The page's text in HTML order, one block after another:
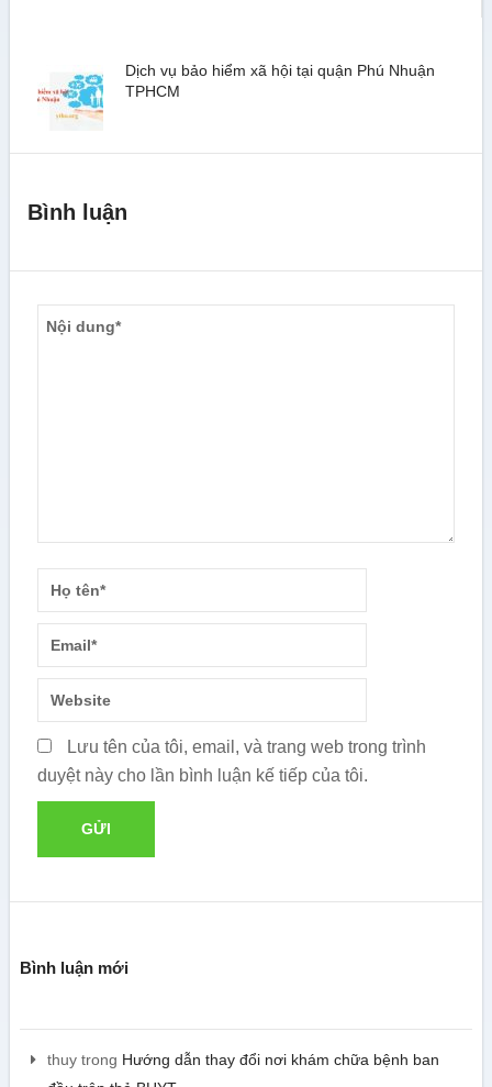
Dịch vụ bảo hiểm xã hội tại quận Phú Nhuận
TPHCM
Bình luận
Lưu tên của tôi, email, và trang web trong trình
duyệt này cho lần bình luận kế tiếp của tôi.
Bình luận mới
thuytrong Hướng dẫn thay đổi nơi khám chữa bệnh ban